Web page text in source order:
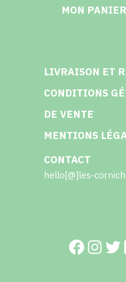
MON PANIER
LIVRAISON ET
CONDITIONS
DE VENTE
MENTIONS
CONTACT
hello[@]les-
Facebook